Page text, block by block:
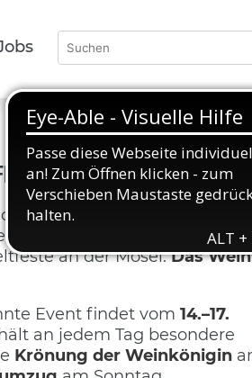
IN LEIWEN!
ist keine Frage! Wir
Weinevent des
an der Mosel:Das
Event findet vom 14.–17.
an jedem Tag besondere
Krönung der Weinkönigin